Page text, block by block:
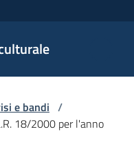
e bandi /
18/2000 per l'anno